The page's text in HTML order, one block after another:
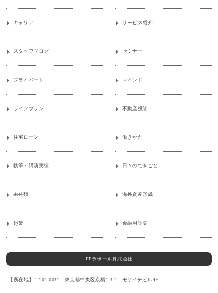
キャリア サービス紹介
スタッフブログ セミナー
プライベート マインド
ライフプラン 不動産投資
住宅ローン 働きかた
執筆・講演実績 日々のできごと
未分類 海外資産形成
起業 金融用語集
FPラポール株式会社
【所在地】〒104-0031 東京都中央区京橋1-3-2 モリイチビル4F